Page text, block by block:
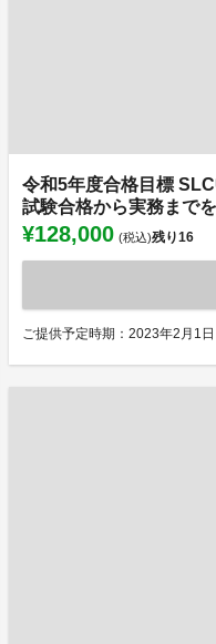
令和5年度合格目標
試験合格から実務まで
¥128,000 (税込)残り16
ご提供予定時期：2023年2月1日